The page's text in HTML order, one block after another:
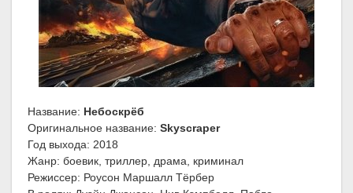
Название: Небоскрёб
Оригинальное название: Skyscraper
Год выхода: 2018
Жанр: боевик, триллер, драма, криминал
Режиссер: Роусон Маршалл Тёрбер